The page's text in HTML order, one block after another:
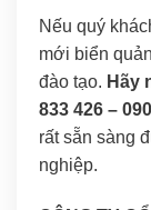
Nếu quý
mới biển
đào tạo. Hãy
833 426 –
rất sẵn sàng
nghiệp.